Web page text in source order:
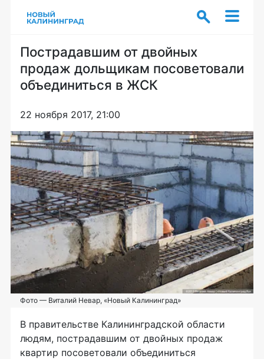
Пострадавшим от двойных
продаж дольщикам посоветовали
объединиться в ЖСК
22 ноября 2017, 21:00
Фото — Виталий Невар, «Новый Калининград»
В правительстве Калининградской области
людям, пострадавшим от двойных продаж
квартир посоветовали объединиться